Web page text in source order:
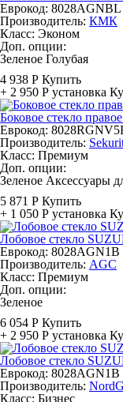
Еврокод: 8028AGNBL
Производитель: КМК
Класс: Эконом
Доп. опции:
Зеленое Голубая
4 938 Р Купить
+ 2 950 Р установка
Боковое стекло
Еврокод:
Производитель:
Класс: Премиум
Доп. опции:
Зеленое Аксессуары
5 871 Р Купить
+ 1 050 Р установка
Лобовое стекло
Еврокод: 8028AGN1B
Производитель: AGC
Класс: Премиум
Доп. опции:
Зеленое
6 054 Р Купить
+ 2 950 Р установка
Лобовое стекло
Еврокод: 8028AGN1B
Производитель:
Класс: Бизнес